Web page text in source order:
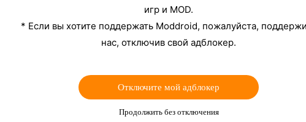
игр и MOD.
* Если вы хотите поддержать Moddroid, пожалуйста,
нас, отключив свой адблокер.
Отключите мой адблокер
Продолжить без отключения